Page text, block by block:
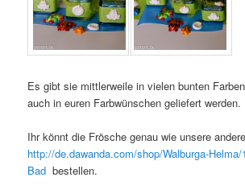
Es gibt sie mittlerweile in vielen bunten
auch in euren Farbwünschen geliefert werden.
Ihr könnt die Frösche genau wie unsere
http://de.dawanda.com/shop/Walburga-
Bad bestellen.